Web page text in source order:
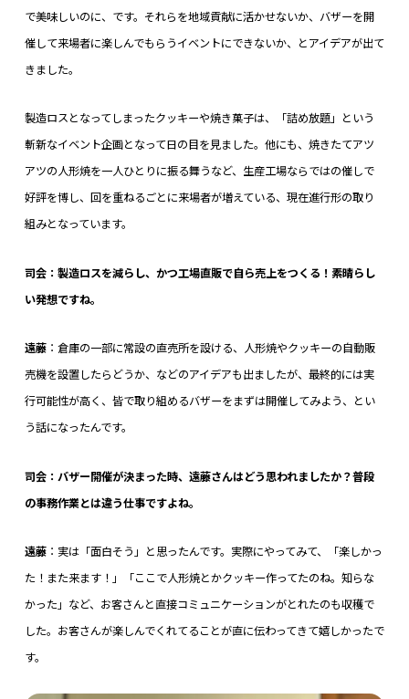
で美味しいのに、です。それらを地域貢献に活かせないか、バザーを開
催して来場者に楽しんでもらうイベントにできないか、とアイデアが出て
きました。
製造ロスとなってしまったクッキーや焼き菓子は、「詰め放題」という
斬新なイベント企画となって日の目を見ました。他にも、焼きたてアツ
アツの人形焼を一人ひとりに振る舞うなど、生産工場ならではの催しで
好評を博し、回を重ねるごとに来場者が増えている、現在進行形の取り
組みとなっています。
司会：製造ロスを減らし、かつ工場直販で自ら売上をつくる！素晴らし
い発想ですね。
遠藤：倉庫の一部に常設の直売所を設ける、人形焼やクッキーの自動販
売機を設置したらどうか、などのアイデアも出ましたが、最終的には実
行可能性が高く、皆で取り組めるバザーをまずは開催してみよう、とい
う話になったんです。
司会：バザー開催が決まった時、遠藤さんはどう思われましたか？普段
の事務作業とは違う仕事ですよね。
遠藤：実は「面白そう」と思ったんです。実際にやってみて、「楽しかっ
た！また来ます！」「ここで人形焼とかクッキー作ってたのね。知らな
かった」など、お客さんと直接コミュニケーションがとれたのも収穫で
した。お客さんが楽しんでくれてることが直に伝わってきて嬉しかったで
す。